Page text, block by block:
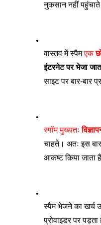
नुकसान नहीं
वास्तव में स्पैम एक
इंटरनेट पर भेजा
साइट पर बार-बार
स्पॉम मुख्यतः
चाहते। अतः इस
आकष्ट किया जाता
स्पैम भेजने का खर्च
प्रोवाइडर पर